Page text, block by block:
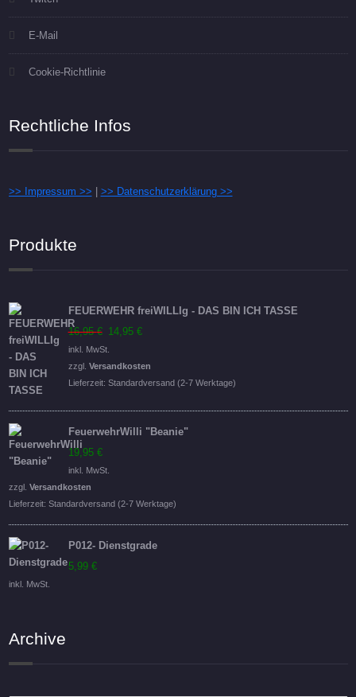
E-Mail
Cookie-Richtlinie
Rechtliche Infos
>> Impressum >> >> Datenschutzerklärung >>
Produkte
FEUERWEHR freiWILLIg - DAS BIN ICH TASSE
16,95€ Ursprünglicher
Preis
war:
16,95 €
14,95 €
ist:
14,95 €.
inkl. MwSt.
zzgl. Versandkosten
Lieferzeit: Standardversand (2-7 Werktage)
FeuerwehrWilli "Beanie"
19,95 €
inkl. MwSt.
zzgl. Versandkosten
Lieferzeit: Standardversand (2-7 Werktage)
P012- Dienstgrade
5,99 €
inkl. MwSt.
Archive